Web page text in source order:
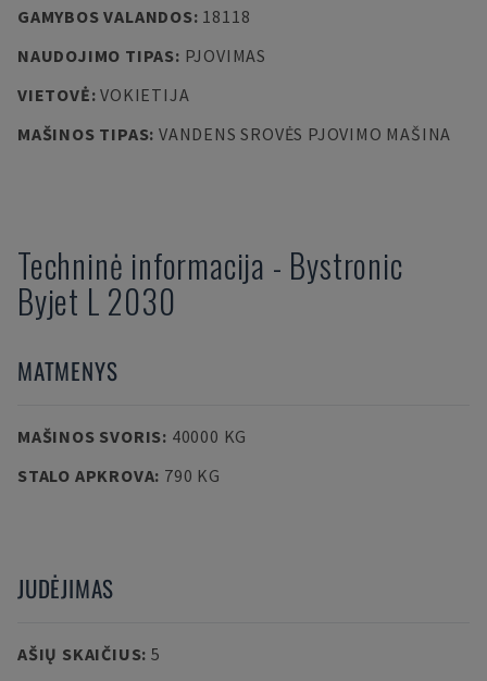
GAMYBOS VALANDOS: 18118
NAUDOJIMO TIPAS: PJOVIMAS
VIETOVĖ:VOKIETIJA
MAŠINOS TIPAS: VANDENS SROVĖS PJOVIMO MAŠINA
Techninė informacija - Bystronic
Byjet L 2030
MATMENYS
MAŠINOS SVORIS: 40000 KG
STALO APKROVA: 790 KG
JUDĖJIMAS
AŠIŲ SKAIČIUS: 5